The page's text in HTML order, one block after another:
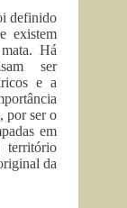
definido
existem
Há
ser
e a
por ser o
em
território
da